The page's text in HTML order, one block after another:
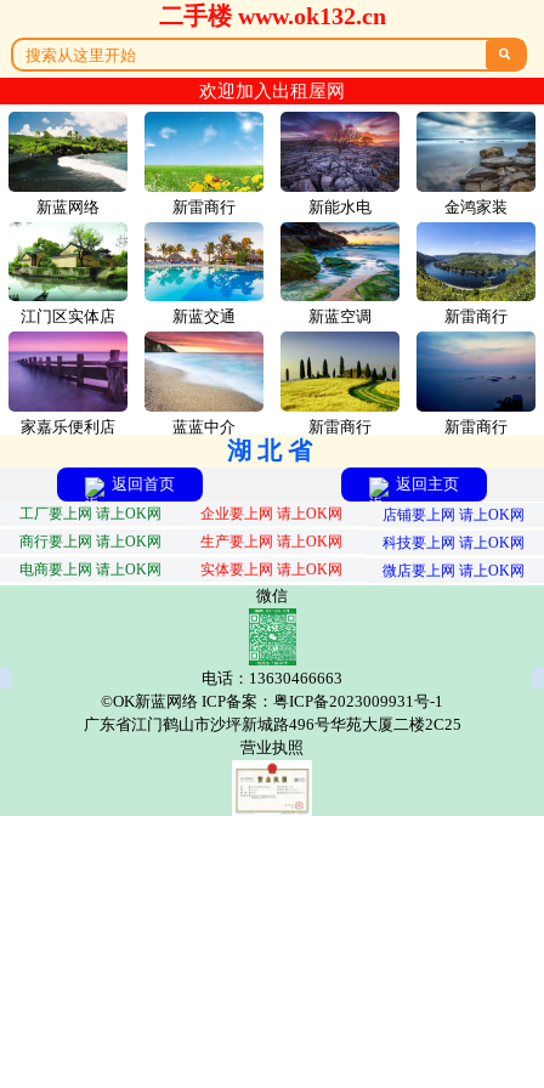
二手楼 www.ok132.cn

欢迎加入出租屋网
新蓝网络 新雷商行
江门区实体店 新蓝交通
家嘉乐便利店 蓝蓝中介
新能水电 金鸿家装
新蓝空调 新雷商行
新雷商行 新雷商行
湖北省
返回首页 返回主页
工厂要上网 请上OK网 企业要上网 请上OK网
店铺要上网 请上OK网
商行要上网 请上OK网
生产要上网 请上OK网
科技要上网 请上OK网
电商要上网 请上OK网
实体要上网 请上OK网 微店要上网 请上OK网
微信
电话：13630466663
©OK新蓝网络 ICP备案：粤ICP备2023009931号-1
广东省江门鹤山市沙坪新城路496号华苑大厦二楼2C25
营业执照